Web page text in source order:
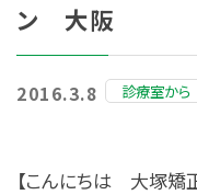
ン 大阪
2016.3.8 診療室から
【こんにちは 大塚矯